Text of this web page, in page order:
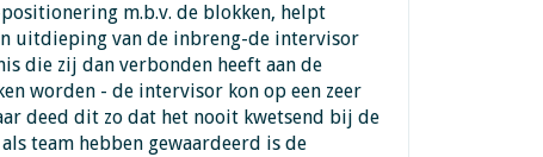
m.b.v. de blokken, helpt
uitdieping van de inbreng-de intervisor
die zij dan verbonden heeft aan de
worden - de intervisor kon op een zeer
deed dit zo dat het nooit kwetsend bij de
team hebben gewaardeerd is de